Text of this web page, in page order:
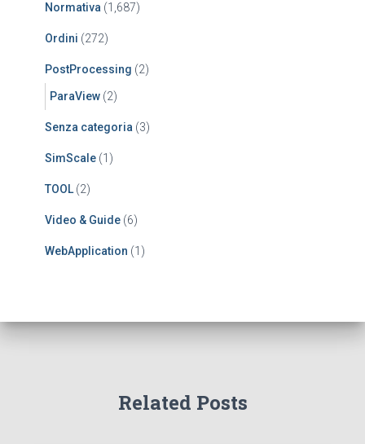
Normativa (1,687)
Ordini (272)
PostProcessing (2)
ParaView (2)
Senza categoria (3)
SimScale (1)
TOOL (2)
Video & Guide (6)
WebApplication (1)
Related Posts